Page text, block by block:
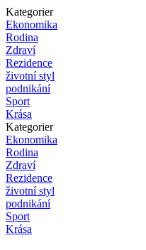
Kategorier
Ekonomika
Rodina
Zdraví
Rezidence
životní styl
podnikání
Sport
Krása
Kategorier
Ekonomika
Rodina
Zdraví
Rezidence
životní styl
podnikání
Sport
Krása